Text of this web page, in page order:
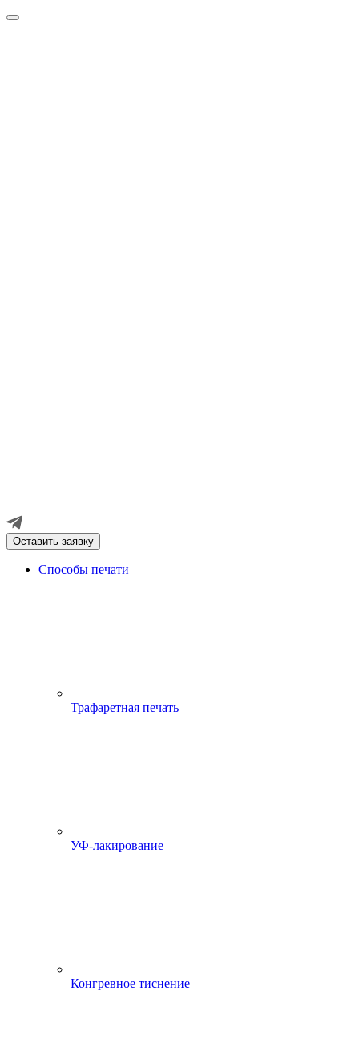
Оставить заявку
Способы печати
Трафаретная печать
УФ-лакирование
Конгревное тиснение